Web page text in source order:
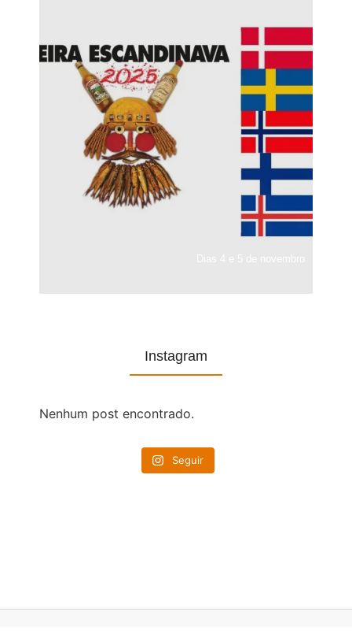
Instagram
Nenhum post encontrado.
Seguir